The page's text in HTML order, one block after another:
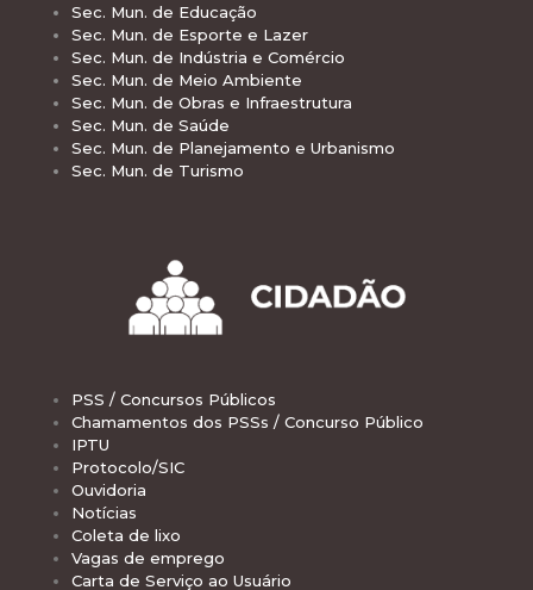
Sec. Mun. de Educação
Sec. Mun. de Esporte e Lazer
Sec. Mun. de Indústria e Comércio
Sec. Mun. de Meio Ambiente
Sec. Mun. de Obras e Infraestrutura
Sec. Mun. de Saúde
Sec. Mun. de Planejamento e Urbanismo
Sec. Mun. de Turismo
PSS / Concursos Públicos
Chamamentos dos PSSs / Concurso Público
IPTU
Protocolo/SIC
Ouvidoria
Notícias
Coleta de lixo
Vagas de emprego
Carta de Serviço ao Usuário